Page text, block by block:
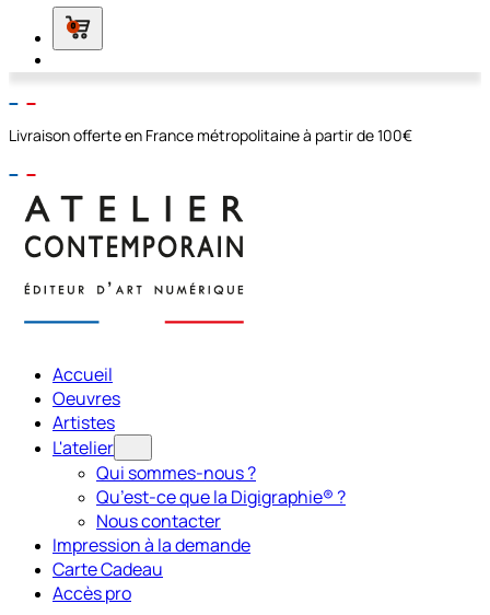
0
Livraison offerte en France métropolitaine à partir de 100€
Accueil
Oeuvres
Artistes
L'atelier
Qui sommes-nous ?
Qu’est-ce que la Digigraphie® ?
Nous contacter
Impression à la demande
Carte Cadeau
Accès pro